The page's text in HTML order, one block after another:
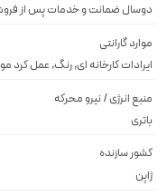
دوسال ضمانت و خدمات پس از فروش
موارد گارانتی
ایرادات کارخانه ای, رنگ, عمل کرد موتور
منبع انرژی / نیرو محرکه
باتری
کشور سازنده
ژاپن